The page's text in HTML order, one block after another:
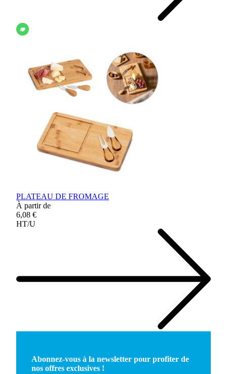
PLATEAU DE FROMAGE
À partir de
6,08 €
HT/U
Abonnez-vous à la newsletter pour profiter de
nos offres exclusives !